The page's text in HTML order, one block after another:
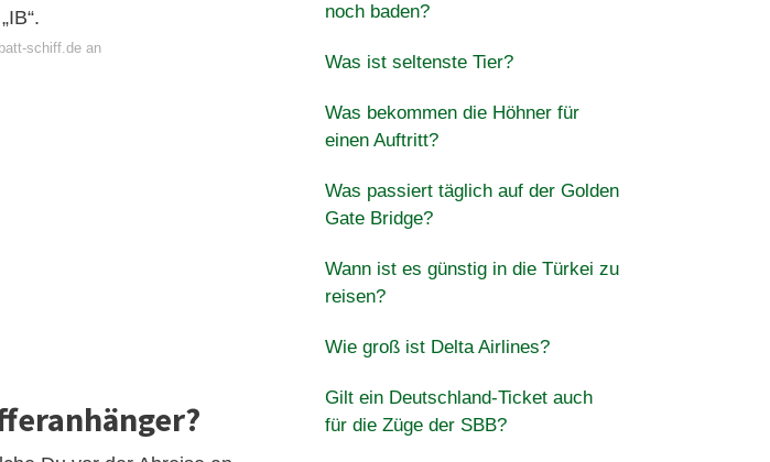
schiff.de an
noch baden?
Was ist seltenste Tier?
Was bekommen die Höhner für
einen Auftritt?
Was passiert täglich auf der Golden
Gate Bridge?
Wann ist es günstig in die Türkei zu
reisen?
Wie groß ist Delta Airlines?
Gilt ein Deutschland-Ticket auch
für die Züge der SBB?